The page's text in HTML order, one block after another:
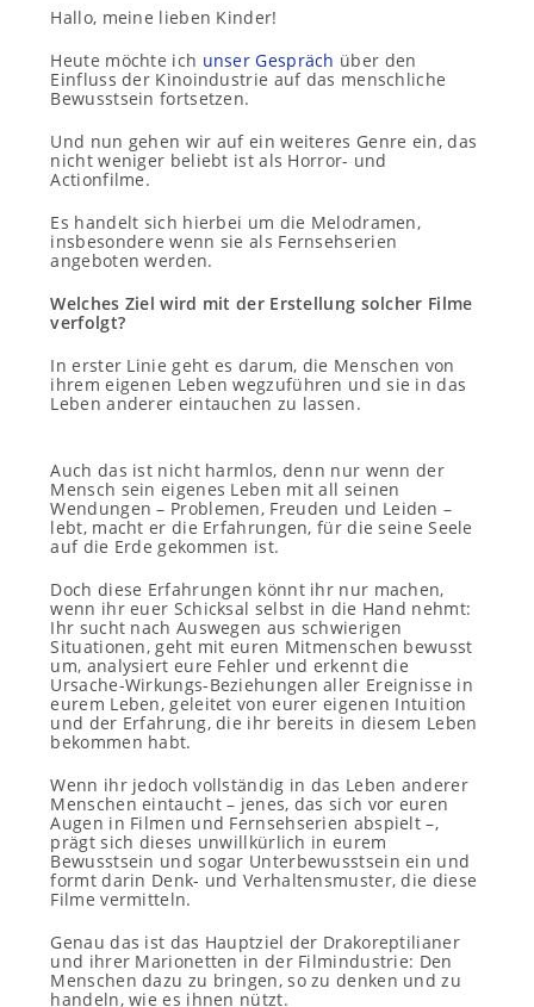
Hallo, meine lieben Kinder!
Heute möchte ich unser Gespräch über den
Einfluss der Kinoindustrie auf das menschliche
Bewusstsein fortsetzen.
Und nun gehen wir auf ein weiteres Genre ein, das
nicht weniger beliebt ist als Horror- und
Actionfilme.
Es handelt sich hierbei um die Melodramen,
insbesondere wenn sie als Fernsehserien
angeboten werden.
Welches Ziel wird mit der Erstellung solcher Filme
verfolgt?
In erster Linie geht es darum, die Menschen von
ihrem eigenen Leben wegzuführen und sie in das
Leben anderer eintauchen zu lassen.
Auch das ist nicht harmlos, denn nur wenn der
Mensch sein eigenes Leben mit all seinen
Wendungen – Problemen, Freuden und Leiden –
lebt, macht er die Erfahrungen, für die seine Seele
auf die Erde gekommen ist.
Doch diese Erfahrungen könnt ihr nur machen,
wenn ihr euer Schicksal selbst in die Hand nehmt:
Ihr sucht nach Auswegen aus schwierigen
Situationen, geht mit euren Mitmenschen bewusst
um, analysiert eure Fehler und erkennt die
Ursache-Wirkungs-Beziehungen aller Ereignisse in
eurem Leben, geleitet von eurer eigenen Intuition
und der Erfahrung, die ihr bereits in diesem Leben
bekommen habt.
Wenn ihr jedoch vollständig in das Leben anderer
Menschen eintaucht – jenes, das sich vor euren
Augen in Filmen und Fernsehserien abspielt –,
prägt sich dieses unwillkürlich in eurem
Bewusstsein und sogar Unterbewusstsein ein und
formt darin Denk- und Verhaltensmuster, die diese
Filme vermitteln.
Genau das ist das Hauptziel der Drakoreptilianer
und ihrer Marionetten in der Filmindustrie: Den
Menschen dazu zu bringen, so zu denken und zu
handeln, wie es ihnen nützt.